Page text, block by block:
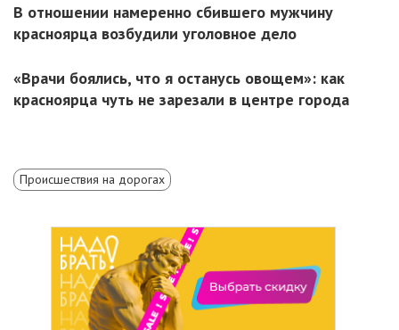
В отношении намеренно сбившего мужчину
красноярца возбудили уголовное дело
«Врачи боялись, что я останусь овощем»: как
красноярца чуть не зарезали в центре города
Происшествия на дорогах